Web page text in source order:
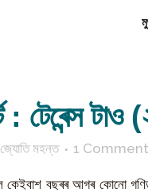
: টেৰেন্স টাও
মহন্ত 1 Comment
বছৰৰ আগৰ কোনো